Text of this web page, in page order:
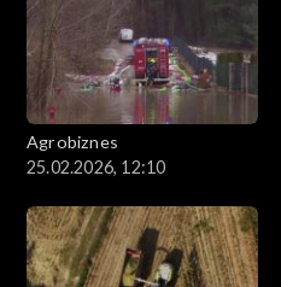
Agrobiznes
25.02.2026, 12:10